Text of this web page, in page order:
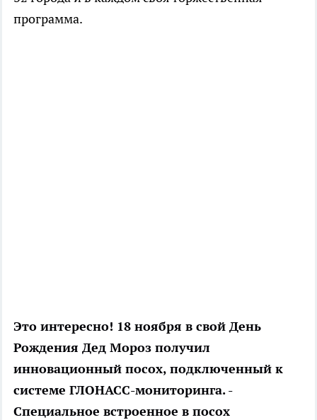
программа.
Это интересно! 18 ноября в свой День
Рождения Дед Мороз получил
инновационный посох, подключенный к
системе ГЛОНАСС-мониторинга. -
Специальное встроенное в посох